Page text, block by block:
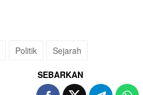
Politik Sejarah
SEBARKAN